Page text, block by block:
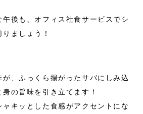
後も、オフィス社食サービスでシ
ましょう！
、ふっくら揚がったサバにしみ込
の旨味を引き立てます！
キッとした食感がアクセントにな